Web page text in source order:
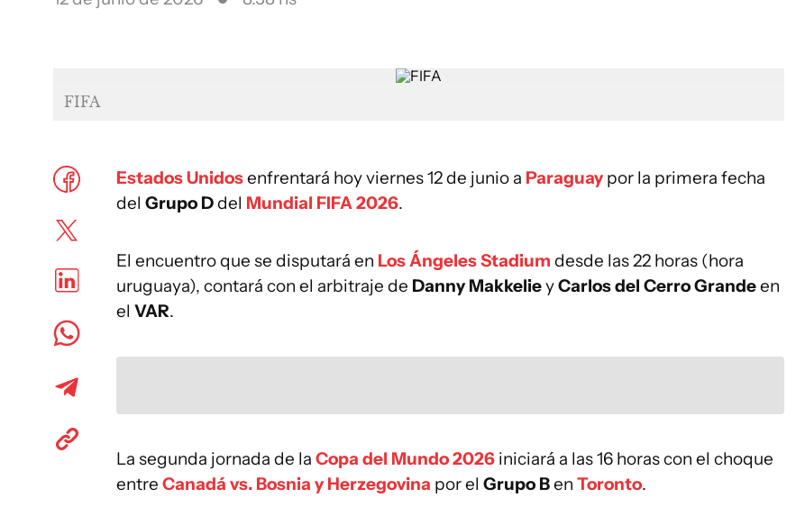
FIFA
Estados Unidosenfrentará hoy viernes 12 de junio a Paraguaypor la primera fecha
del Grupo Ddel Mundial FIFA 2026.
El encuentro que se disputará en Los Ángeles Stadium desde las 22 horas (hora
uruguaya), contará con el arbitraje de Danny MakkelieyCarlos del Cerro Grandeen
el VAR.
La segunda jornada de la Copa del Mundo 2026 iniciará a las 16 horas con el choque
entre Canadá vs. Bosnia y Herzegovina por el Grupo Ben Toronto.